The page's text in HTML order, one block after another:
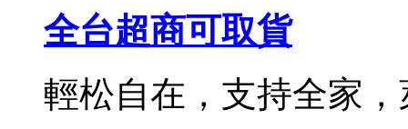
全台超商可取貨
輕松自在，支持全家